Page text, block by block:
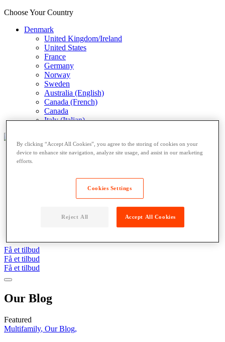
Choose Your Country
Denmark
United Kingdom/Ireland
United States
France
Germany
Norway
Sweden
Australia (English)
Canada (French)
Canada
Italy (Italian)
Hvem vi servicerer
Detailbutikker
Erhvervsejendomme
Indendørsskabe
Få et tilbud
Få et tilbud
Få et tilbud
Our Blog
Featured
Multifamily, Our Blog,
By clicking “Accept All Cookies”, you agree to the storing of cookies on your
device to enhance site navigation, analyze site usage, and assist in our marketing
efforts.
Cookies Settings
Reject All Accept All Cookies